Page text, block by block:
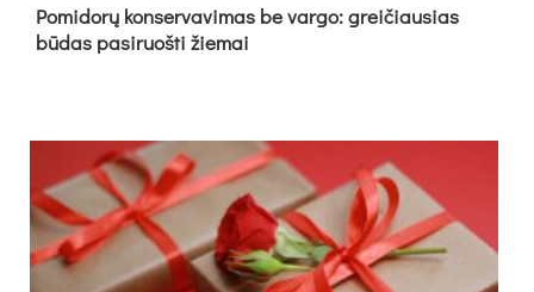
Pomidorų konservavimas be vargo: greičiausias
būdas pasiruošti žiemai